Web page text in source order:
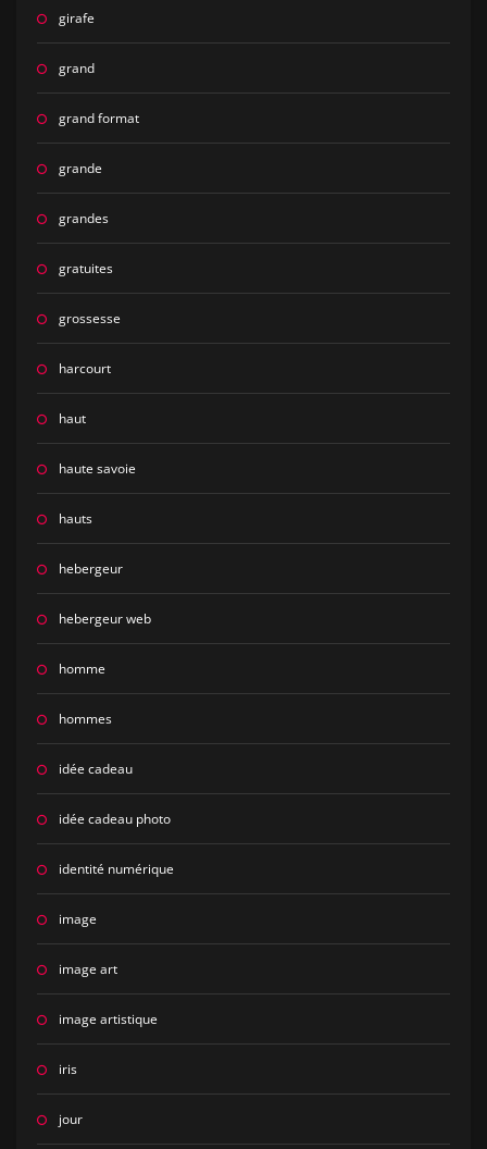
girafe
grand
grand format
grande
grandes
gratuites
grossesse
harcourt
haut
haute savoie
hauts
hebergeur
hebergeur web
homme
hommes
idée cadeau
idée cadeau photo
identité numérique
image
image art
image artistique
iris
jour